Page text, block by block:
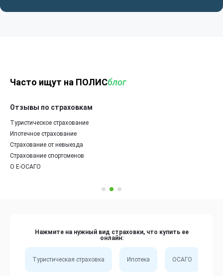
Часто ищут на ПОЛИСблог
Отзывы по страховкам
Туристическое страхование
Ипотечное страхование
Страхование от невыезда
Страхование спортсменов
О Е-ОСАГО
Нажмите на нужный вид страховки, что купить ее
онлайн:
Туристическая страховка Ипотека ОСАГО